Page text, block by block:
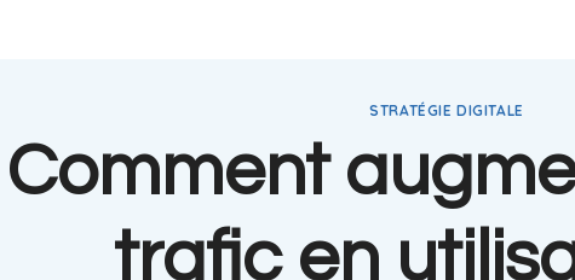
STRATÉGIE DIGITALE
Comment
trafic en